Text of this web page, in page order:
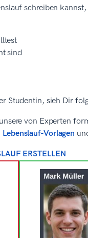
schreiben
sind
Studentin, sieh Dir
von Experten
Lebenslauf-Vorlagen
ERSTELLEN